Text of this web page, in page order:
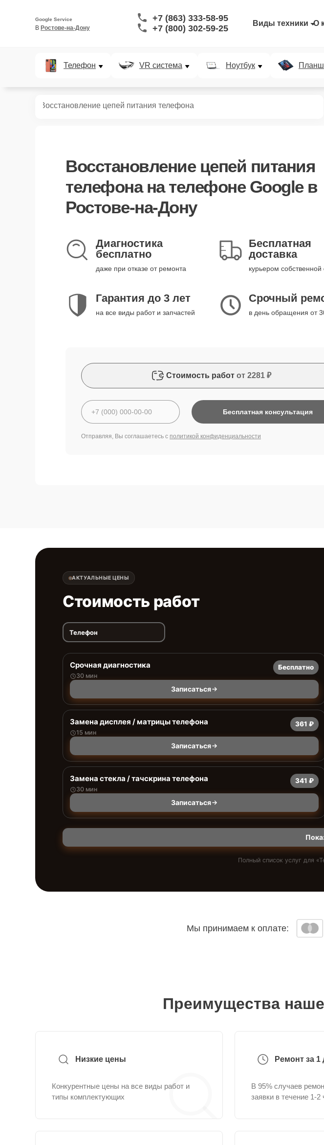
Google Service
В Ростове-на-Дону
+7 (863) 333-58-95
+7 (800) 302-59-25
Виды техники О
Телефон VR система Ноутбук
Восстановление цепей питания телефона
Восстановление цепей питания
телефонана телефоне Google в
Ростове-на-Дону
Диагностика
бесплатно
даже при отказе от ремонта
Бесплатная
доставка
курьером
Гарантия до 3 лет
на все виды работ и запчастей
Срочный
в день обращения от
Стоимость работ от 2281 ₽
Бесплатная консультация
Отправляя, Вы соглашаетесь с политикой конфиденциальности
АКТУАЛЬНЫЕ ЦЕНЫ
Стоимость работ
Телефон
Срочная диагностика
30 мин
Бесплатно
Записаться
Замена дисплея / матрицы телефона
15 мин
361 ₽
Записаться
Замена стекла / тачскрина телефона
30 мин
341 ₽
Записаться
Полный список услуг для «
Мы принимаем к оплате:
Преимущества
Низкие цены
Конкурентные цены на все виды работ и
типы комплектующих
Ремонт за 1
В 95% случаев
заявки в течение 1-2